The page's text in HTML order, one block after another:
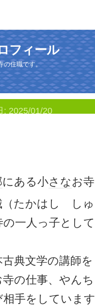
フィール
の住職です。
: 2025/01/20
にある小さなお
たかはし しゅ
の一人っ子とし
古典文学の講師
寺の仕事、やん
相手をしていま